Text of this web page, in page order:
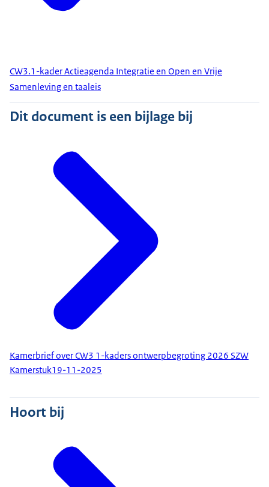
CW3.1-kader Actieagenda Integratie en Open en Vrije
Samenleving en taaleis
Dit document is een bijlage bij
Kamerbrief over CW3 1-kaders ontwerpbegroting 2026 SZW
Kamerstuk19-11-2025
Hoort bij